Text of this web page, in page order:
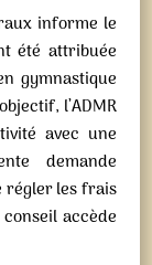
informe le
été attribuée
gymnastique
l’ADMR
avec une
demande
régler les frais
accède